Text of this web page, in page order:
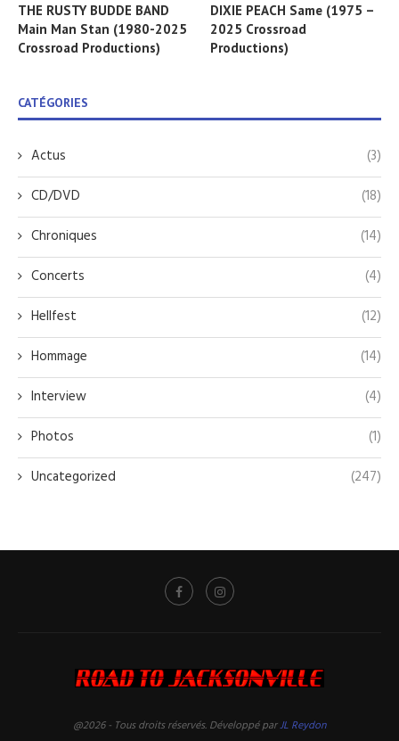
THE RUSTY BUDDE BAND
Main Man Stan (1980-2025
Crossroad Productions)
DIXIE PEACH Same (1975 –
2025 Crossroad
Productions)
CATÉGORIES
Actus
(3)
CD/DVD
(18)
Chroniques
(14)
Concerts
(4)
Hellfest
(12)
Hommage
(14)
Interview
(4)
Photos
(1)
Uncategorized
(247)
@2026 - Tous droits réservés. Développé parJL Reydon